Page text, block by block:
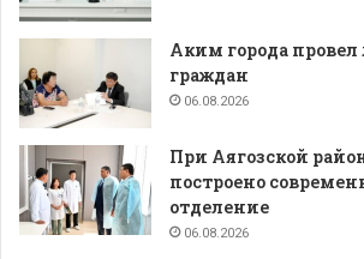
Аким города
граждан
06.08.2026
При Аягозской
построено
отделение
06.08.2026